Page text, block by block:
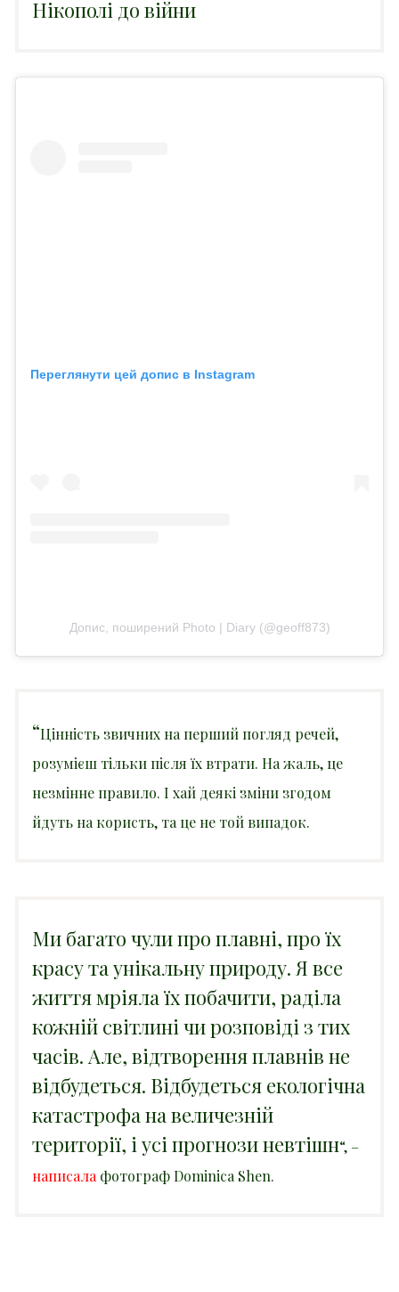
Нікополі до війни
Переглянути цей допис в Instagram
Допис, поширений Photo | Diary (@geoff873)
“Цінність звичних на перший погляд речей,
розумієш тільки після їх втрати. На жаль, це
незмінне правило. І хай деякі зміни згодом
йдуть на користь, та це не той випадок.
Ми багато чули про плавні, про їх
красу та унікальну природу. Я все
життя мріяла їх побачити, раділа
кожній світлині чи розповіді з тих
часів. Але, відтворення плавнів не
відбудеться. Відбудеться екологічна
катастрофа на величезній
території, і усі прогнози невтішн“, –
написалафотограф Dominica Shen.